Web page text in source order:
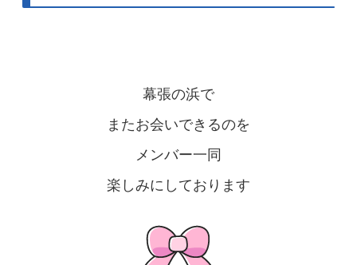
幕張の浜で
またお会いできるのを
メンバー一同
楽しみにしております